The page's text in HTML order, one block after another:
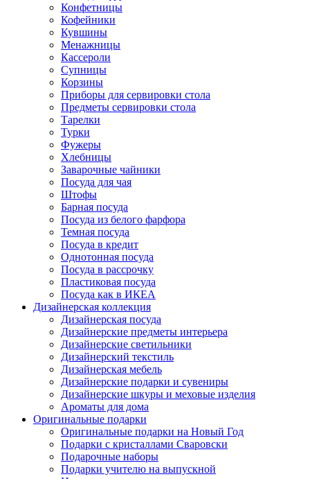
Конфетницы
Кофейники
Кувшины
Менажницы
Кассероли
Супницы
Корзины
Приборы для сервировки стола
Предметы сервировки стола
Тарелки
Турки
Фужеры
Хлебницы
Заварочные чайники
Посуда для чая
Штофы
Барная посуда
Посуда из белого фарфора
Темная посуда
Посуда в кредит
Однотонная посуда
Посуда в рассрочку
Пластиковая посуда
Посуда как в ИКЕА
Дизайнерская коллекция
Дизайнерская посуда
Дизайнерские предметы интерьера
Дизайнерские светильники
Дизайнерский текстиль
Дизайнерская мебель
Дизайнерские подарки и сувениры
Дизайнерские шкуры и меховые изделия
Ароматы для дома
Оригинальные подарки
Оригинальные подарки на Новый Год
Подарки с кристаллами Сваровски
Подарочные наборы
Подарки учителю на выпускной